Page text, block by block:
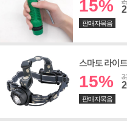
15%
판매자묶음
스마토 라이
15%
판매자묶음